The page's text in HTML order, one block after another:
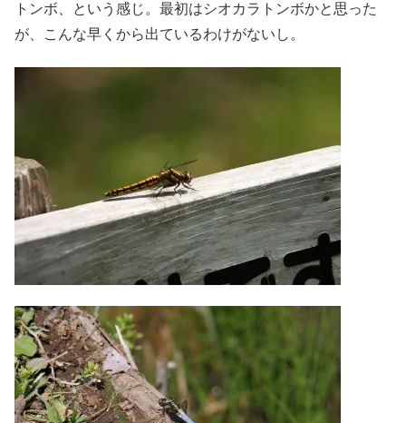
トンボ、という感じ。最初はシオカラトンボかと思った
が、こんな早くから出ているわけがないし。